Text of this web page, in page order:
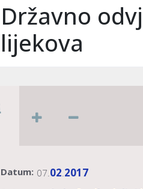
Državno
lijekova
Datum: 07.02.2017